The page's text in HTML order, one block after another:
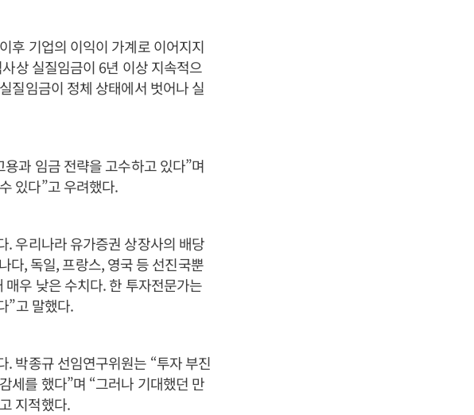
후 기업의 이익이 가계로 이어지지
상 실질임금이 6년 이상 지속적으
질임금이 정체 상태에서 벗어나 실
과 임금 전략을 고수하고 있다”며
있다”고 우려했다.
. 우리나라 유가증권 상장사의 배당
다, 독일, 프랑스, 영국 등 선진국뿐
우 낮은 수치다. 한 투자전문가는
”고 말했다.
박종규 선임연구위원는 “투자 부진
세를 했다”며 “그러나 기대했던 만
지적했다.